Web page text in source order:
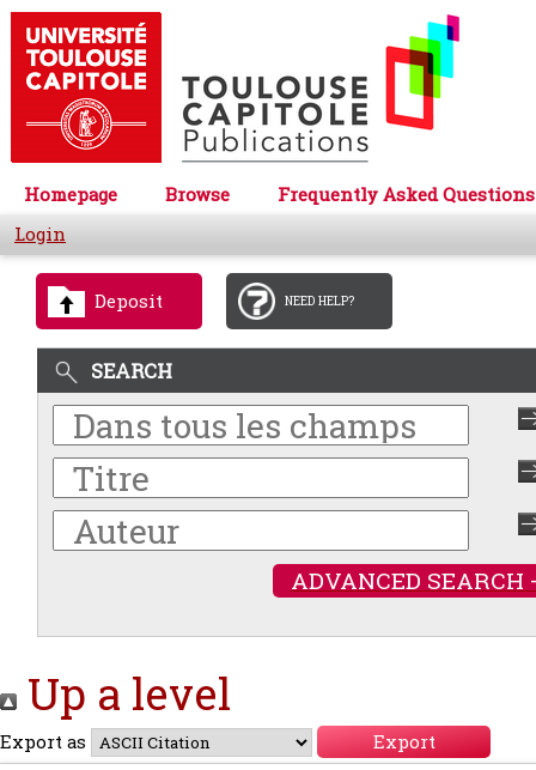
Homepage Browse
Frequently Asked Questions
Login
Deposit NEED HELP?
SEARCH
ADVANCED SEARCH
Up a level
Export as